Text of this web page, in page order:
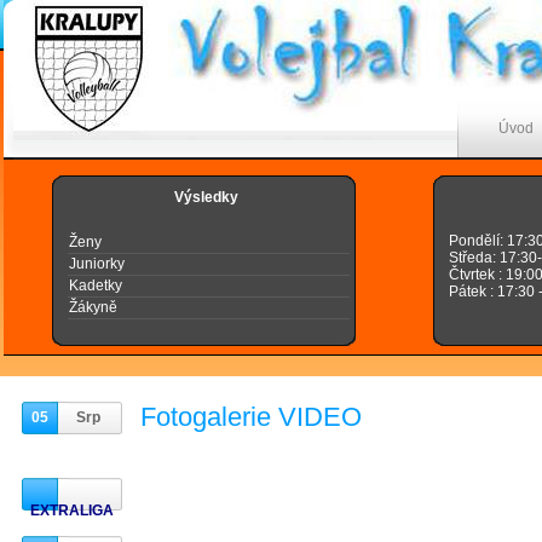
Úvod
Výsledky
Ženy
Juniorky
Kadetky
Žákyně
Pondělí:
Středa:
Čtvrtek :
Pátek : 17:30
05 Srp Fotogalerie VIDEO
EXTRALIGA